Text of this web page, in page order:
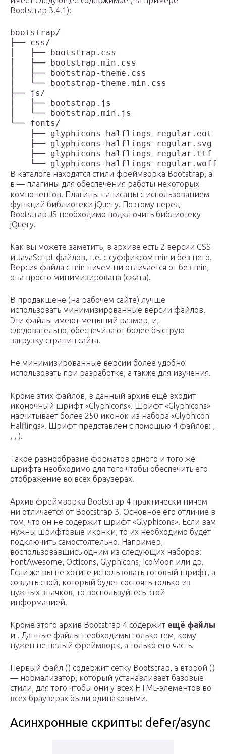
Bootstrap 3.4.1):
bootstrap/
├── css/
│   ├── bootstrap.css
│   ├── bootstrap.min.css
│   ├── bootstrap-theme.css
│   └── bootstrap-theme.min.css
├── js/
│   ├── bootstrap.js
│   └── bootstrap.min.js
└── fonts/
    ├── glyphicons-halflings-regular.eot
    ├── glyphicons-halflings-regular.svg
    ├── glyphicons-halflings-regular.ttf
В каталоге находятся стили фреймворка Bootstrap, а
в — плагины для обеспечения работы некоторых
компонентов. Плагины написаны с использованием
функций библиотеки jQuery. Поэтому перед
Bootstrap JS необходимо подключить библиотеку
jQuery.
Как вы можете заметить, в архиве есть 2 версии CSS
и JavaScript файлов, т.е. с суффиксом min и без него.
Версия файла с min ничем ни отличается от без min,
она просто минимизирована (сжата).
В продакшене (на рабочем сайте) лучше
использовать минимизированные версии файлов.
Эти файлы имеют меньший размер, и,
следовательно, обеспечивают более быструю
загрузку страниц сайта.
Не минимизированные версии более удобно
использовать при разработке, а также для изучения.
Кроме этих файлов, в данный архив ещё входит
иконочный шрифт «Glyphicons». Шрифт «Glyphicons»
насчитывает более 250 иконок из набора «Glyphicon
Halflings». Шрифт представлен с помощью 4 файлов: ,
, , ).
Такое разнообразие форматов одного и того же
шрифта необходимо для того чтобы обеспечить его
отображение во всех браузерах.
Архив фреймворка Bootstrap 4 практически ничем
ни отличается от Bootstrap 3. Основное его отличие в
том, что он не содержит шрифт «Glyphicons». Если вам
нужны шрифтовые иконки, то их необходимо будет
подключить самостоятельно. Например,
воспользовавшись одним из следующих наборов:
FontAwesome, Octicons, Glyphicons, IcoMoon или др.
Если же вы не хотите использовать готовый шрифт, а
создать свой, который будет состоять только из
нужных значков, то воспользуйтесь этой
информацией.
Кроме этого архив Bootstrap 4 содержит ещё файлы
и . Данные файлы необходимы только тем, кому
нужен не целый фреймворк, а только его часть.
Первый файл () содержит сетку Bootstrap, а второй ()
— нормализатор, который устанавливает базовые
стили, для того чтобы они у всех HTML-элементов во
всех браузерах были одинаковыми.
Асинхронные скрипты: defer/async